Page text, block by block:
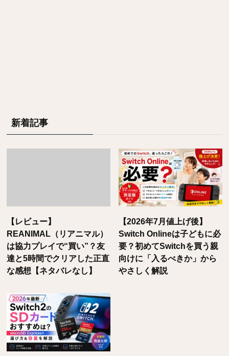
新着記事
【レビュー】
REANIMAL（リアニマル）
は協力プレイで“買い”？友
達と5時間でクリアした正直
な感想【ネタバレなし】
【2026年7月値上げ後】
Switch Onlineは子どもに必
要？初めてSwitchを買う親
向けに「入るべきか」から
やさしく解説